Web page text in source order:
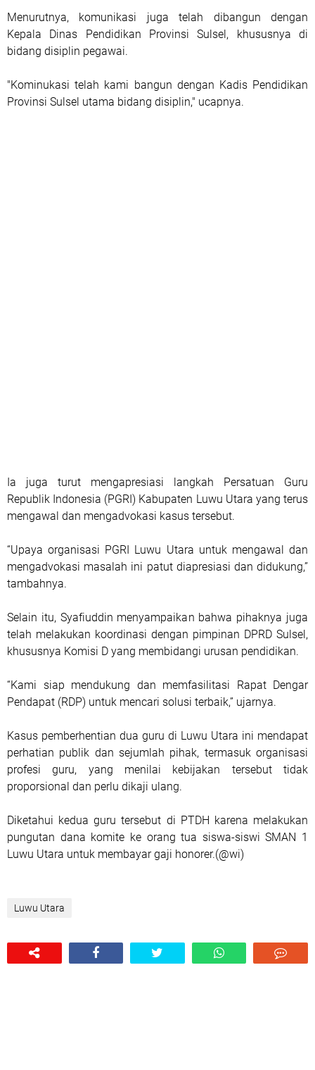
Menurutnya, komunikasi juga telah dibangun dengan
Kepala Dinas Pendidikan Provinsi Sulsel, khususnya di
bidang disiplin pegawai.
"Kominukasi telah kami bangun dengan Kadis Pendidikan
Provinsi Sulsel utama bidang disiplin," ucapnya.
Ia juga turut mengapresiasi langkah Persatuan Guru
Republik Indonesia (PGRI) Kabupaten Luwu Utara yang terus
mengawal dan mengadvokasi kasus tersebut.
“Upaya organisasi PGRI Luwu Utara untuk mengawal dan
mengadvokasi masalah ini patut diapresiasi dan didukung,”
tambahnya.
Selain itu, Syafiuddin menyampaikan bahwa pihaknya juga
telah melakukan koordinasi dengan pimpinan DPRD Sulsel,
khususnya Komisi D yang membidangi urusan pendidikan.
“Kami siap mendukung dan memfasilitasi Rapat Dengar
Pendapat (RDP) untuk mencari solusi terbaik,” ujarnya.
Kasus pemberhentian dua guru di Luwu Utara ini mendapat
perhatian publik dan sejumlah pihak, termasuk organisasi
profesi guru, yang menilai kebijakan tersebut tidak
proporsional dan perlu dikaji ulang.
Diketahui kedua guru tersebut di PTDH karena melakukan
pungutan dana komite ke orang tua siswa-siswi SMAN 1
Luwu Utara untuk membayar gaji honorer.(@wi)
Luwu Utara